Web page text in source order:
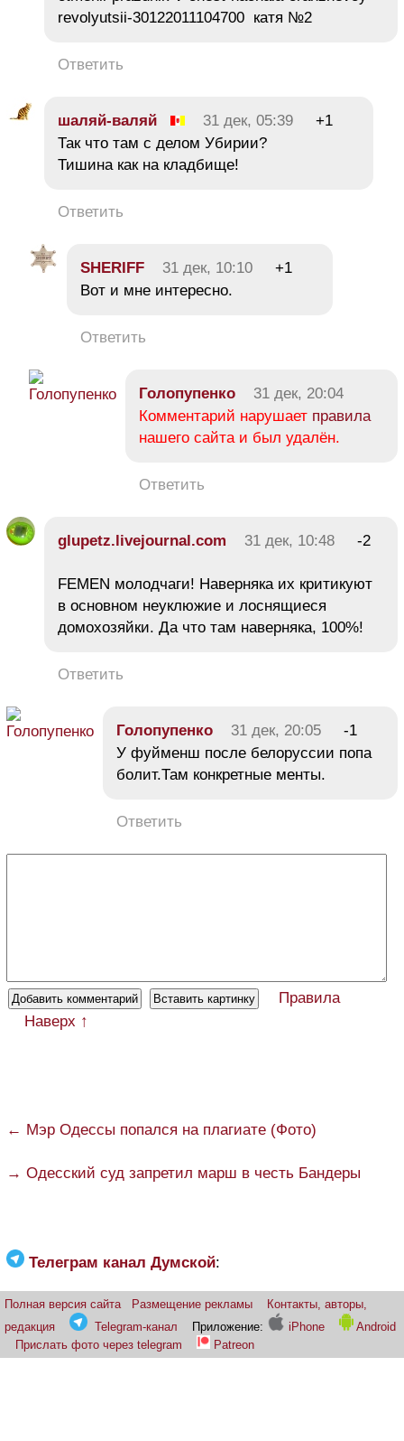
revolyutsii-30122011104700 катя №2
Ответить
шаляй-валяй 31 дек, 05:39
+1
Так что там с делом Убирии?
Тишина как на кладбище!
Ответить
SHERIFF 31 дек, 10:10
+1
Вот и мне интересно.
Ответить
Голопупенко
31 дек, 20:04
Комментарий нарушает правила
нашего сайта и был удалён.
Ответить
glupetz.livejournal.com 31 дек, 10:48 -2
FEMEN молодчаги! Наверняка их критикуют
в основном неуклюжие и лоснящиеся
домохозяйки. Да что там наверняка, 100%!
Ответить
Голопупенко 31 дек, 20:05
-1
У фуйменш после белоруссии попа
болит.Там конкретные менты.
Ответить
Правила
Наверх ↑
← Мэр Одессы попался на плагиате (Фото)
→ Одесский суд запретил марш в честь Бандеры
Телеграм канал Думской:
Полная версия сайта Размещение рекламы
Контакты, авторы,
редакция
Telegram-канал Приложение: iPhone
Android
Прислать фото через telegram
Patreon